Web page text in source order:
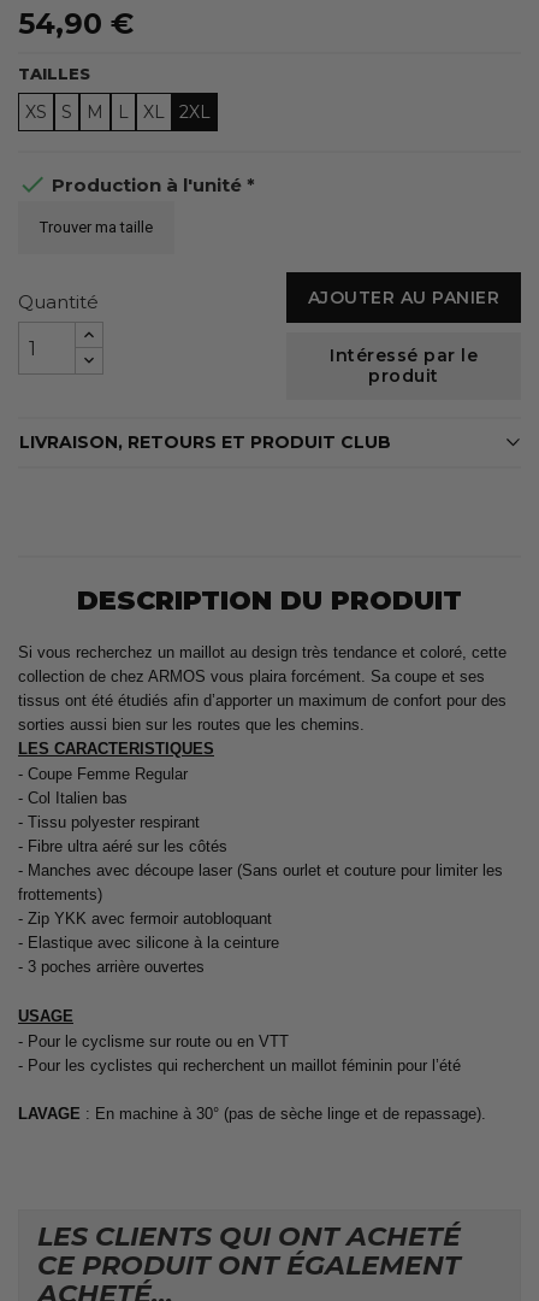
54,90 €
TAILLES
XS S M L XL 2XL
 Production à l'unité *
Trouver ma taille
Quantité AJOUTER AU PANIER
Intéressé par le
produit
LIVRAISON, RETOURS ET PRODUIT CLUB
DESCRIPTION DU PRODUIT
Si vous recherchez un maillot au design très tendance et coloré, cette
collection de chez ARMOS vous plaira forcément. Sa coupe et ses
tissus ont été étudiés afin d’apporter un maximum de confort pour des
sorties aussi bien sur les routes que les chemins.
LES CARACTERISTIQUES
- Coupe Femme Regular
- Col Italien bas
- Tissu polyester respirant
- Fibre ultra aéré sur les côtés
- Manches avec découpe laser (Sans ourlet et couture pour limiter les
frottements)
- Zip YKK avec fermoir autobloquant
- Elastique avec silicone à la ceinture
- 3 poches arrière ouvertes
USAGE
- Pour le cyclisme sur route ou en VTT
- Pour les cyclistes qui recherchent un maillot féminin pour l’été
LAVAGE : En machine à 30° (pas de sèche linge et de repassage).
LES CLIENTS QUI ONT ACHETÉ
CE PRODUIT ONT ÉGALEMENT
ACHETÉ...